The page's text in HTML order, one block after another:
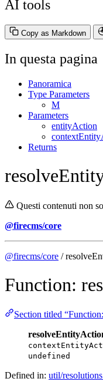
AI tools
Copy as Markdown
In questa pagina
Panoramica
Type Parameters
M
Parameters
entityAction
Returns
Questi contenuti non
@firecms/core
@firecms/core /
Function:
Section titled
undefined
Defined in: util/